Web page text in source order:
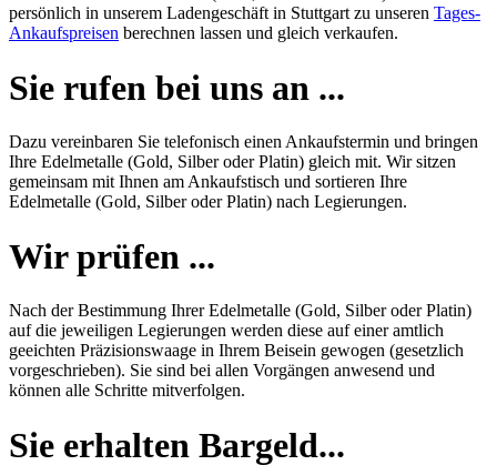
persönlich in unserem Ladengeschäft in Stuttgart zu unseren Tages-
Ankaufspreisen berechnen lassen und gleich verkaufen.
Sie rufen bei uns an ...
Dazu vereinbaren Sie telefonisch einen Ankaufstermin und bringen
Ihre Edelmetalle (Gold, Silber oder Platin) gleich mit. Wir sitzen
gemeinsam mit Ihnen am Ankaufstisch und sortieren Ihre
Edelmetalle (Gold, Silber oder Platin) nach Legierungen.
Wir prüfen ...
Nach der Bestimmung Ihrer Edelmetalle (Gold, Silber oder Platin)
auf die jeweiligen Legierungen werden diese auf einer amtlich
geeichten Präzisionswaage in Ihrem Beisein gewogen (gesetzlich
vorgeschrieben). Sie sind bei allen Vorgängen anwesend und
können alle Schritte mitverfolgen.
Sie erhalten Bargeld...